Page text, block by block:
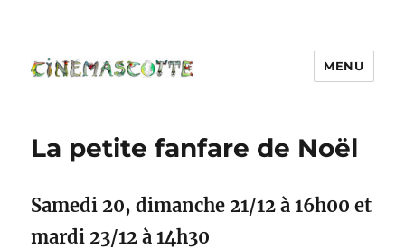
MENU
La petite fanfare de Noël
Samedi 20, dimanche 21/12 à 16h00 et
mardi 23/12 à 14h30